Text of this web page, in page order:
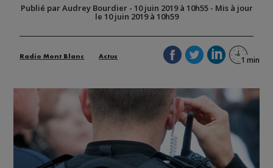
Publié par Audrey Bourdier- 10 juin 2019 à 10h55- Mis à jour
le 10 juin 2019 à 10h59
Radio Mont Blanc Actus